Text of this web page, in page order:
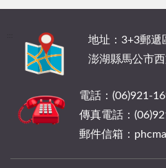
地址：3+3郵遞
澎湖縣馬公市
電話：(06)921-
傳真電話：
郵件信箱：